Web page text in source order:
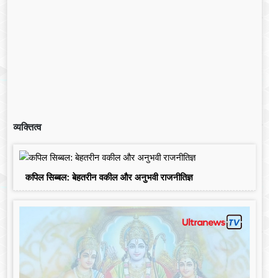
व्यक्तित्व
कपिल सिब्बल: बेहतरीन वकील और अनुभवी राजनीतिज्ञ